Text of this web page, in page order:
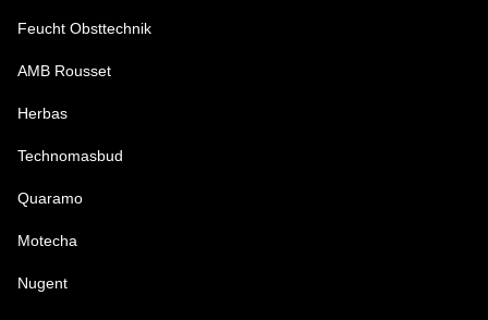
Feucht Obsttechnik
AMB Rousset
Herbas
Technomasbud
Quaramo
Motecha
Nugent